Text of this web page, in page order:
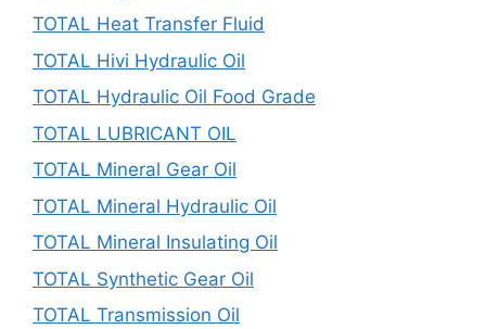
TOTAL Heat Transfer Fluid
TOTAL Hivi Hydraulic Oil
TOTAL Hydraulic Oil Food Grade
TOTAL LUBRICANT OIL
TOTAL Mineral Gear Oil
TOTAL Mineral Hydraulic Oil
TOTAL Mineral Insulating Oil
TOTAL Synthetic Gear Oil
TOTAL Transmission Oil